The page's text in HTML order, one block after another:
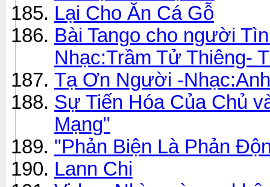
Lại Cho Ăn Cá Gỗ
Bài Tango cho người
Nhạc:Trầm Tử Thiêng-
Tạ Ơn Người -
Sự Tiến Hóa Của Chủ
Mạng"
"Phản Biện Là Phản
Lann Chi